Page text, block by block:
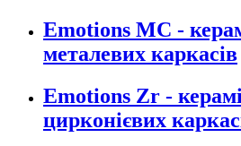
Emotions MC -
металевих каркасів
Emotions Zr -
цирконієвих